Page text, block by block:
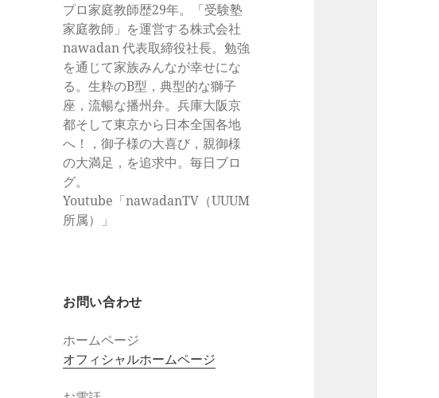
プロ家庭教師歴29年。「受験塾
家庭教師」を運営する株式会社
nawadan 代表取締役社長。勉強
を通じて家族みんなが幸せにな
る。生粋のB型，典型的な獅子
座，流暢な播州弁。兵庫大阪京
都そして東京から日本全国各地
へ！，御子様の大喜び，親御様
の大満足，を追求中。毎日ブロ
グ。
Youtube「nawadanTV（UUUM
所属）」
お問い合わせ
ホームページ
オフィシャルホームページ